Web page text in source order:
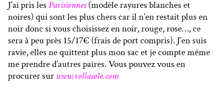
J’ai pris les Parisiennes(modèle rayures blanches et
noires) qui sont les plus chers car il n’en restait plus en
noir donc si vous choisissez en noir, rouge, rose…, ce
sera à peu près 15/17€ (frais de port compris). J’en suis
ravie, elles ne quittent plus mon sac et je compte même
me prendre d’autres paires. Vous pouvez vous en
procurer sur www.rollasole.com